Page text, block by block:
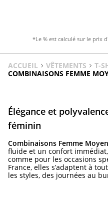
*Le % est calculé sur le prix
ACCUEIL VÊTEMENTS
T-
COMBINAISONS FEMME
Élégance et
féminin
Combinaisons Femme
fluide et un confort
comme pour les occasions
France, elles s’adaptent à
les styles, des journées au